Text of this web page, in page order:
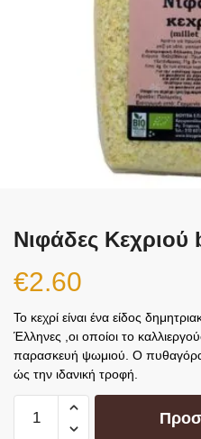
Νιφάδες Κεχριού
€2.60
Το κεχρί είναι ένα είδος
Έλληνες ,οι οποίοι το
παρασκευή ψωμιού. Ο
ώς την ιδανική τροφή.